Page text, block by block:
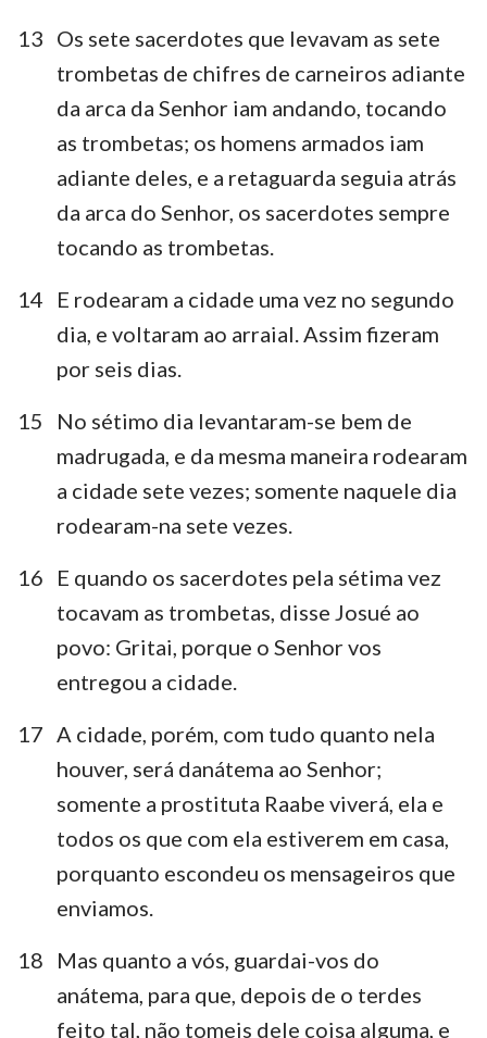
13 Os sete sacerdotes que levavam as sete
trombetas de chifres de carneiros adiante
da arca da Senhor iam andando, tocando
as trombetas; os homens armados iam
adiante deles, e a retaguarda seguia atrás
da arca do Senhor, os sacerdotes sempre
tocando as trombetas.
14
E rodearam a cidade uma vez no segundo
dia, e voltaram ao arraial. Assim fizeram
por seis dias.
15
No sétimo dia levantaram-se bem de
madrugada, e da mesma maneira rodearam
a cidade sete vezes; somente naquele dia
rodearam-na sete vezes.
16
E quando os sacerdotes pela sétima vez
tocavam as trombetas, disse Josué ao
povo: Gritai, porque o Senhor vos
entregou a cidade.
17 A cidade, porém, com tudo quanto nela
houver, será danátema ao Senhor;
somente a prostituta Raabe viverá, ela e
todos os que com ela estiverem em casa,
porquanto escondeu os mensageiros que
enviamos.
18
Mas quanto a vós, guardai-vos do
anátema, para que, depois de o terdes
feito tal, não tomeis dele coisa alguma, e